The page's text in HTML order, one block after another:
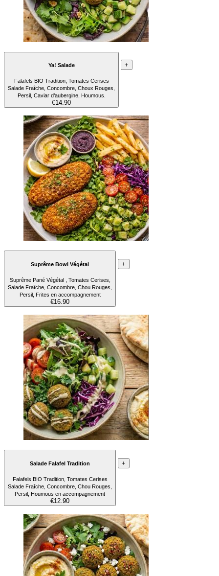
Ya! Salade
Falafels BIO Tradition, Tomates Cerises
Salade Fraîche, Concombre, Choux Rouges,
Persil, Caviar d’aubergine, Houmous.
€14.90
+
Suprême Bowl Végétal
Suprême Pané Végétal , Tomates Cerises,
Salade Fraîche, Concombre, Chou Rouges,
Persil, Frites en accompagnement
€16.90
+
Salade Falafel Tradition
Falafels BIO Tradition, Tomates Cerises
Salade Fraîche, Concombre, Chou Rouges,
Persil, Houmous en accompagnement
€12.90
+